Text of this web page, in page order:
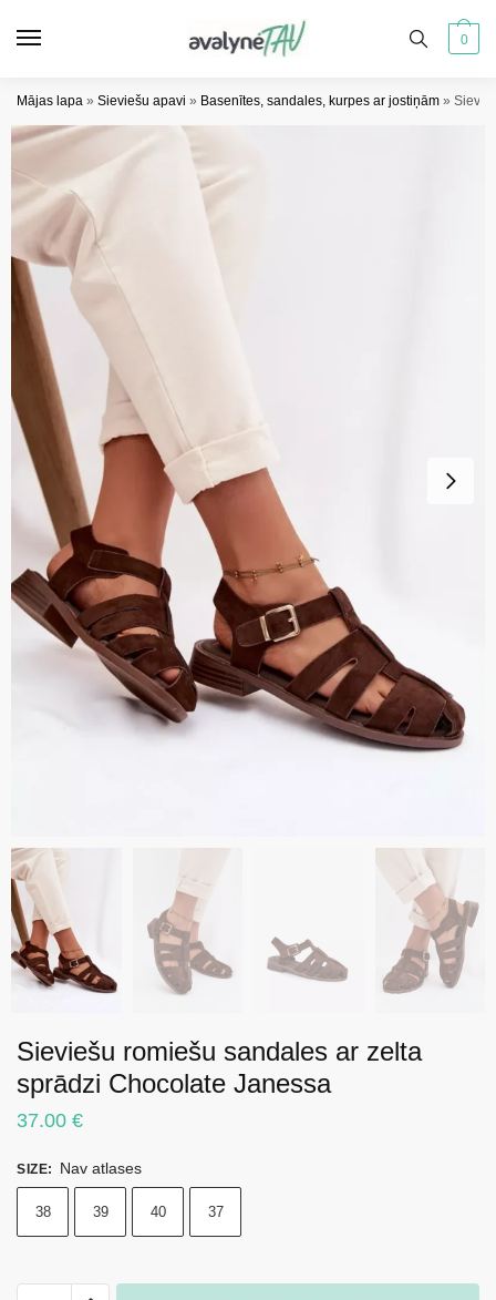
0
Mājas lapa » Sieviešu apavi » Basenītes, sandales, kurpes ar jostiņām »
Sieviešu romiešu sandales ar zelta
sprādzi Chocolate Janessa
37.00 €
SIZE: Nav atlases
38 39 40 37